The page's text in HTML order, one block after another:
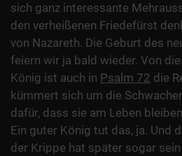
sich ganz interessante
den verheißenen Friedefürst
von Nazareth. Die Geburt des
feiern wir ja bald wieder. Von
König ist auch in Psalm 72 die
kümmert sich um die
dafür, dass sie am Leben
Ein guter König tut das, ja. Und
der Krippe hat später sogar